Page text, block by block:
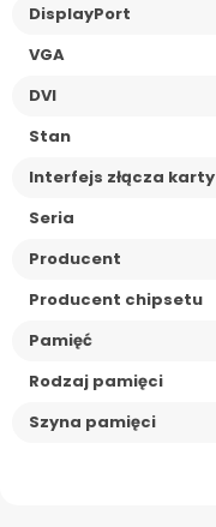
DisplayPort
VGA
DVI
Stan
Interfejs złącza karty
Seria
Producent
Producent chipsetu
Pamięć
Rodzaj pamięci
Szyna pamięci